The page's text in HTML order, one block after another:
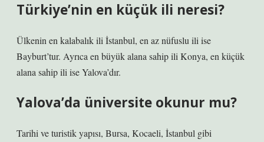
Türkiye’nin en küçük ili neresi?
Ülkenin en kalabalık ili İstanbul, en az nüfuslu ili ise
Bayburt’tur. Ayrıca en büyük alana sahip ili Konya, en küçük
alana sahip ili ise Yalova’dır.
Yalova’da üniversite okunur mu?
Tarihi ve turistik yapısı, Bursa, Kocaeli, İstanbul gibi